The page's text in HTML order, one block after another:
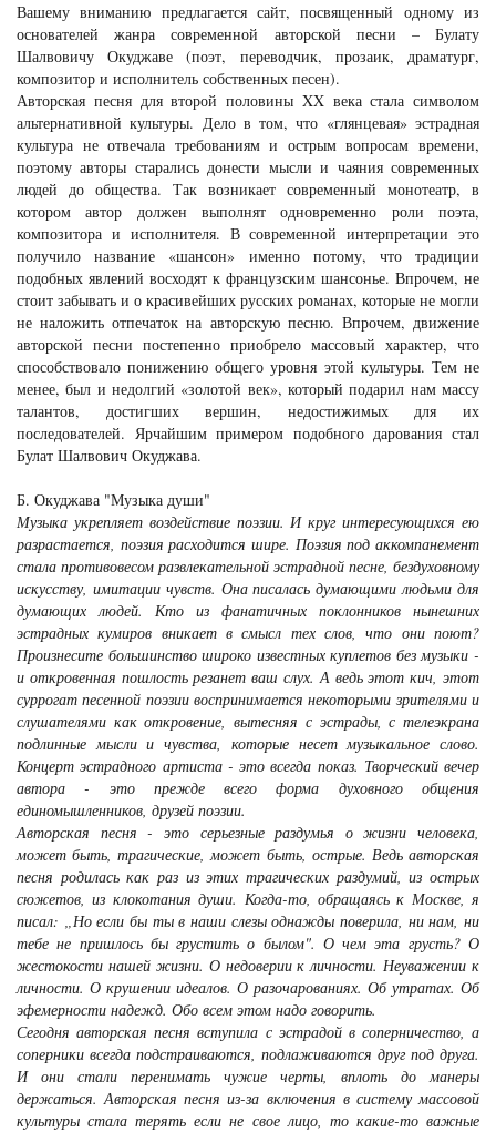
Вашему вниманию предлагается сайт, посвященный одному из
основателей жанра современной авторской песни – Булату
Шалвовичу Окуджаве (поэт, переводчик, прозаик, драматург,
композитор и исполнитель собственных песен).
Авторская песня для второй половины XX века стала символом
альтернативной культуры. Дело в том, что «глянцевая» эстрадная
культура не отвечала требованиям и острым вопросам времени,
поэтому авторы старались донести мысли и чаяния современных
людей до общества. Так возникает современный монотеатр, в
котором автор должен выполнят одновременно роли поэта,
композитора и исполнителя. В современной интерпретации это
получило название «шансон» именно потому, что традиции
подобных явлений восходят к французским шансонье. Впрочем, не
стоит забывать и о красивейших русских романах, которые не могли
не наложить отпечаток на авторскую песню. Впрочем, движение
авторской песни постепенно приобрело массовый характер, что
способствовало понижению общего уровня этой культуры. Тем не
менее, был и недолгий «золотой век», который подарил нам массу
талантов, достигших вершин, недостижимых для их
последователей. Ярчайшим примером подобного дарования стал
Булат Шалвович Окуджава.
Б. Окуджава "Музыка души"
Музыка укрепляет воздействие поэзии. И круг интересующихся ею
разрастается, поэзия расходится шире. Поэзия под аккомпанемент
стала противовесом развлекательной эстрадной песне, бездуховному
искусству, имитации чувств. Она писалась думающими людьми для
думающих людей. Кто из фанатичных поклонников нынешних
эстрадных кумиров вникает в смысл тех слов, что они поют?
Произнесите большинство широко известных куплетов без музыки -
и откровенная пошлость резанет ваш слух. А ведь этот кич, этот
суррогат песенной поэзии воспринимается некоторыми зрителями и
слушателями как откровение, вытесняя с эстрады, с телеэкрана
подлинные мысли и чувства, которые несет музыкальное слово.
Концерт эстрадного артиста - это всегда показ. Творческий вечер
автора - это прежде всего форма духовного общения
единомышленников, друзей поэзии.
Авторская песня - это серьезные раздумья о жизни человека,
может быть, трагические, может быть, острые. Ведь авторская
песня родилась как раз из этих трагических раздумий, из острых
сюжетов, из клокотания души. Когда-то, обращаясь к Москве, я
писал: „Но если бы ты в наши слезы однажды поверила, ни нам, ни
тебе не пришлось бы грустить о былом". О чем эта грусть? О
жестокости нашей жизни. О недоверии к личности. Неуважении к
личности. О крушении идеалов. О разочарованиях. Об утратах. Об
эфемерности надежд. Обо всем этом надо говорить.
Сегодня авторская песня вступила с эстрадой в соперничество, а
соперники всегда подстраиваются, подлаживаются друг под друга.
И они стали перенимать чужие черты, вплоть до манеры
держаться. Авторская песня из-за включения в систему массовой
культуры стала терять если не свое лицо, то какие-то важные